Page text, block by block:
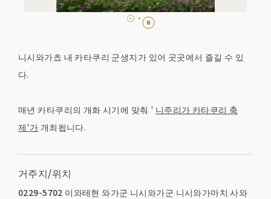
니시와가쵸 내 카타쿠리 군생지가 있어 곳곳에서 즐길 수 있
다.
매년 카타쿠리의 개화 시기에 맞춰 ' 니주리가 카타쿠리 축
제'가 개최됩니다.
거주지/위치
0229-5702 이와테현 와가군 니시와가군 니시와가마치 사와